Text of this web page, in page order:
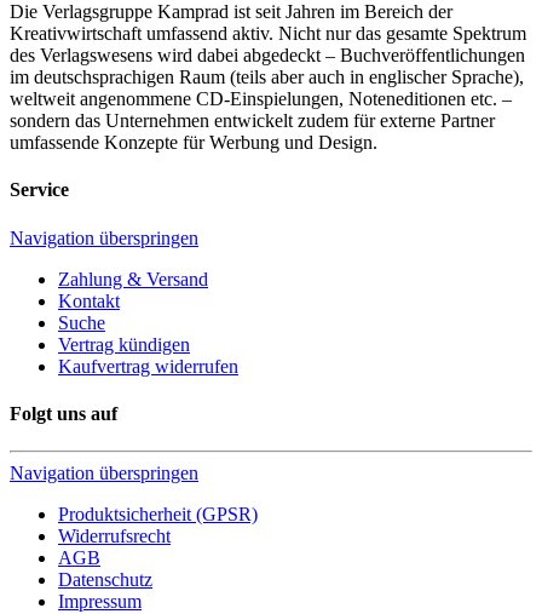
Die Verlagsgruppe Kamprad ist seit Jahren im Bereich der
Kreativwirtschaft umfassend aktiv. Nicht nur das gesamte Spektrum
des Verlagswesens wird dabei abgedeckt – Buchveröffentlichungen
im deutschsprachigen Raum (teils aber auch in englischer Sprache),
weltweit angenommene CD-Einspielungen, Noteneditionen etc. –
sondern das Unternehmen entwickelt zudem für externe Partner
umfassende Konzepte für Werbung und Design.
Service
Navigation überspringen
Zahlung & Versand
Kontakt
Suche
Vertrag kündigen
Kaufvertrag widerrufen
Folgt uns auf
Navigation überspringen
Produktsicherheit (GPSR)
Widerrufsrecht
AGB
Datenschutz
Impressum